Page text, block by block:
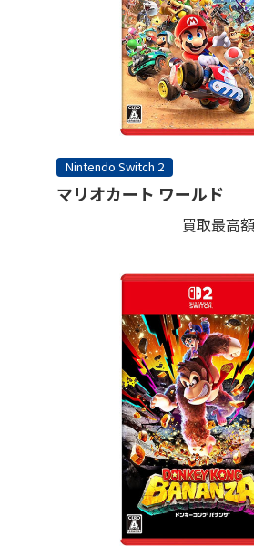
Nintendo Switch 2
マリオカート ワールド
買取最高額